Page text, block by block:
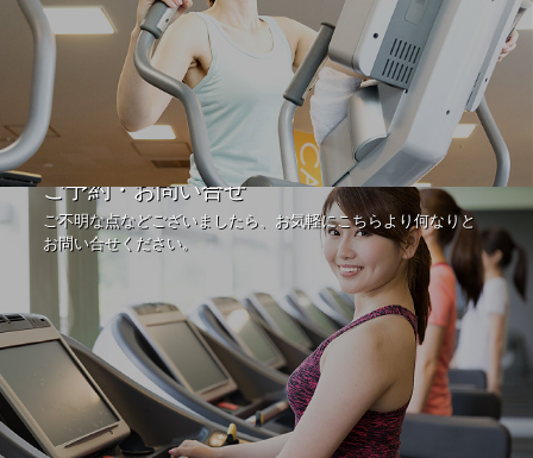
ご予約・お問い合せ
ご不明な点などございましたら、お気軽にこちらより何なりと
お問い合せください。